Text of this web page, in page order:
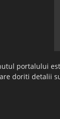
portalului
doriti detalii